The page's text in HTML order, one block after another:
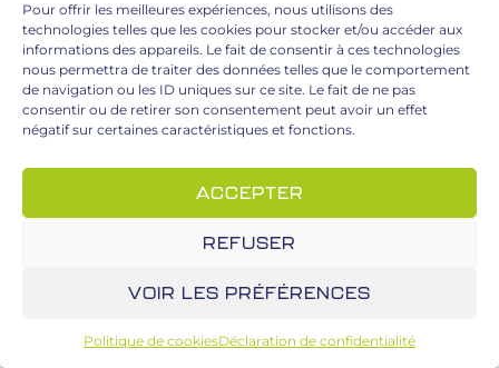
Pour offrir les meilleures expériences, nous utilisons des
technologies telles que les cookies pour stocker et/ou accéder aux
informations des appareils. Le fait de consentir à ces technologies
nous permettra de traiter des données telles que le comportement
de navigation ou les ID uniques sur ce site. Le fait de ne pas
consentir ou de retirer son consentement peut avoir un effet
négatif sur certaines caractéristiques et fonctions.
ACCEPTER
REFUSER
VOIR LES PRÉFÉRENCES
Politique de cookiesDéclaration de confidentialité
Besoin d'un devis
ou d'une information....